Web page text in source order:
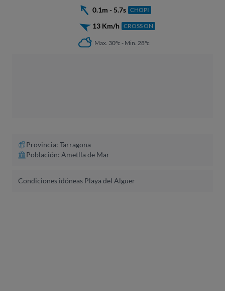
0.1m - 5.7s CHOPI
13 Km/h CROSS ON
Max. 30ºc - Min. 28ºc
Provincia: Tarragona
Población: Ametlla de Mar
Condiciones idóneas Playa del Alguer